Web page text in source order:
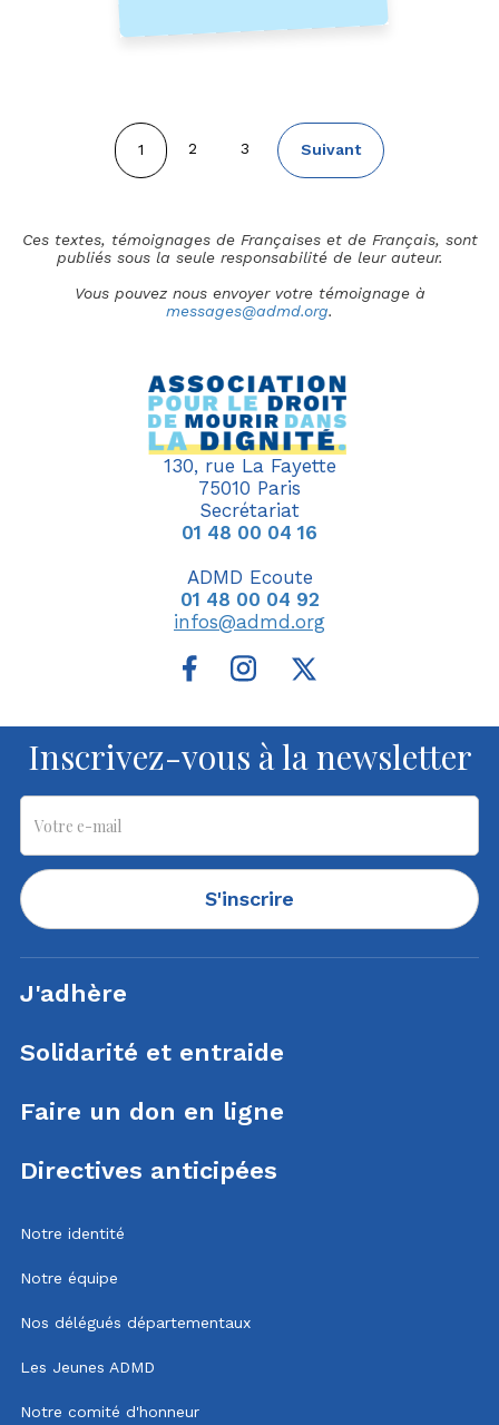
Page
courante
1 Page
2 Page
3
Page
Suivant
Ces textes, témoignages de Françaises et de Français, sont
publiés sous la seule responsabilité de leur auteur.
Vous pouvez nous envoyer votre témoignage à
messages@admd.org.
130, rue La Fayette
75010 Paris
Secrétariat
01 48 00 04 16
ADMD Ecoute
01 48 00 04 92
infos@admd.org
Inscrivez-vous à la newsletter
S'inscrire
J'adhère
Solidarité et entraide
Faire un don en ligne
Directives anticipées
Notre identité
Notre équipe
Nos délégués départementaux
Les Jeunes ADMD
Notre comité d'honneur